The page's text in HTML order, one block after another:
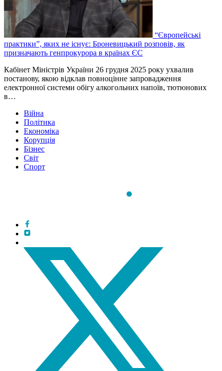
“Європейські
практики”, яких не існує: Броневицький розповів, як
призначають генпрокурора в країнах ЄС
Кабінет Міністрів України 26 грудня 2025 року ухвалив
постанову, якою відклав повноцінне запровадження
електронної системи обігу алкогольних напоїв, тютюнових
в…
Війна
Політика
Економіка
Корупція
Бізнес
Світ
Спорт